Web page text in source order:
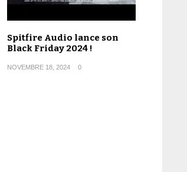
Spitfire Audio lance son
Black Friday 2024 !
NOVEMBRE 18, 2024 0